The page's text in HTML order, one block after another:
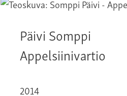
Päivi Somppi
Appelsiinivartio
2014